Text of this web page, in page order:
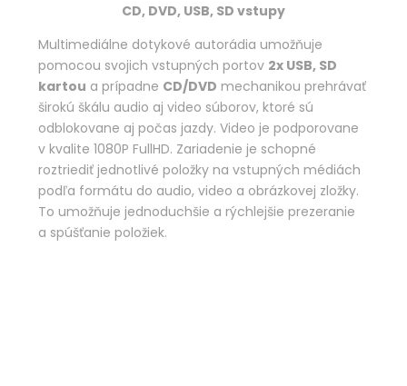
CD, DVD, USB, SD vstupy
Multimediálne dotykové autorádia umožňuje
pomocou svojich vstupných portov 2x USB, SD
kartou a prípadne CD/DVD mechanikou prehrávať
širokú škálu audio aj video súborov, ktoré sú
odblokovane aj počas jazdy. Video je podporovane
v kvalite 1080P FullHD. Zariadenie je schopné
roztriediť jednotlivé položky na vstupných médiách
podľa formátu do audio, video a obrázkovej zložky.
To umožňuje jednoduchšie a rýchlejšie prezeranie
a spúšťanie položiek.